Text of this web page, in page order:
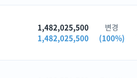
1,482,025,500
1,482,025,500
변경
(100%)